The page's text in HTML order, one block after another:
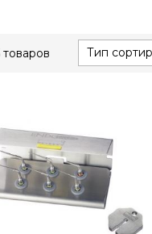
товаров Тип